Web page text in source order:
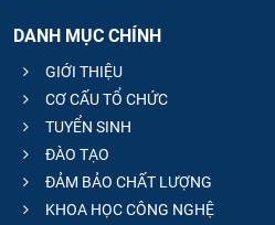
DANH MỤC CHÍNH
GIỚI THIỆU
CƠ CẤU TỔ CHỨC
TUYỂN SINH
ĐÀO TẠO
ĐẢM BẢO CHẤT LƯỢNG
KHOA HỌC CÔNG NGHỆ